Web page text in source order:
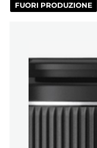
FUORI PRODUZIONE